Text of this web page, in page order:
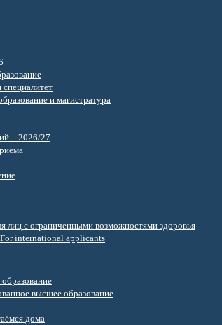
и магистратура
– 2026/27
лиц с ограниченными возможностями здоровья
international applicants
высшее образование
дома